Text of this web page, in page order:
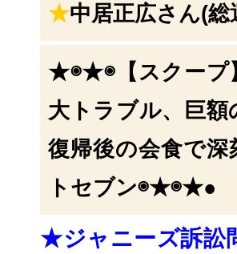
★中居正広さん(
★◉★◉【スクープ
大トラブル、
巨
復帰後の会食で
トセブン◉★◉★●
★ジャニーズ訴訟